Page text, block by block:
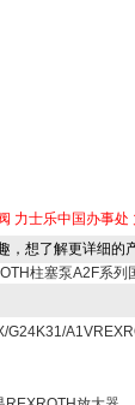
力士乐中国办事处
，想了解更详细的
柱塞泵A2F系列
G24K31/